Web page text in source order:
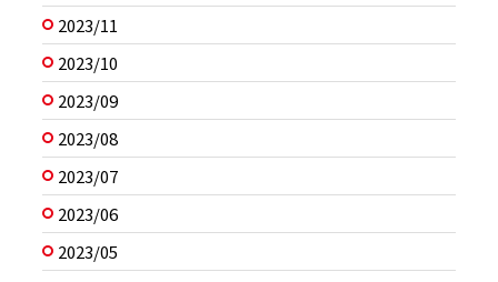
2023/11
2023/10
2023/09
2023/08
2023/07
2023/06
2023/05